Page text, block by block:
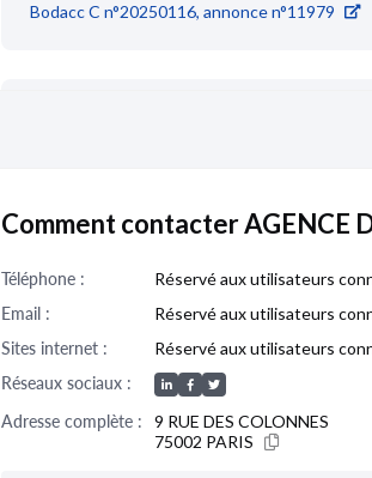
Bodacc C n°20250116, annonce n°11979
social Etage 25 Rue du Champ de Foire,
75002, Paris.Rad rcs Limoges.Immat rcs Paris
DÉPÔT DES COMPTES
Comment contacter AGENCE
Téléphone :
Réservé aux utilisateurs
Email :
Réservé aux utilisateurs
Sites internet :
Réservé aux utilisateurs
Réseaux sociaux :
Adresse complète :
9 RUE DES COLONNES
75002 PARIS